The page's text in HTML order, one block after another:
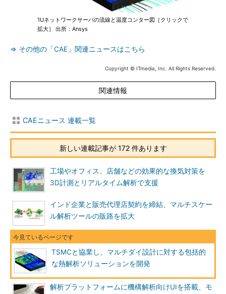
1Uネットワークサーバの流線と温度コンター図［クリックで
拡大］ 出所：Ansys
⇒ その他の「CAE」関連ニュースはこちら
Copyright © ITmedia, Inc. All Rights Reserved.
関連情報
CAEニュース 連載一覧
新しい連載記事が 172 件あります
工場やオフィス、店舗などの効果的な換気対策を
3D計測とリアルタイム解析で支援
インド企業と販売代理店契約を締結、マルチスケー
ル解析ツールの販路を拡大
TSMCと協業し、マルチダイ設計に対する包括的
な熱解析ソリューションを開発
解析プラットフォームに機構解析向けUIを搭載、モ